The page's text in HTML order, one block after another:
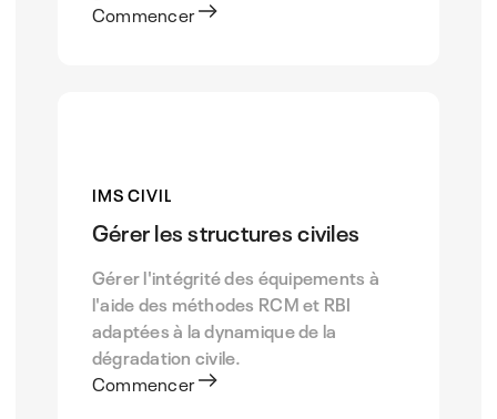
Commencer
IMS CIVIL
Gérer les structures civiles
Gérer l'intégrité des équipements à
l'aide des méthodes RCM et RBI
adaptées à la dynamique de la
dégradation civile.
Commencer